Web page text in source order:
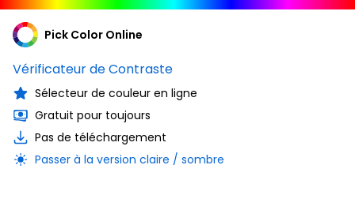
Pick Color Online
Vérificateur de Contraste
Sélecteur de couleur en ligne
Gratuit pour toujours
Pas de téléchargement
Passer à la version claire / sombre